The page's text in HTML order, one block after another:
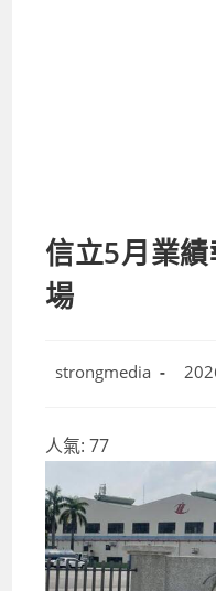
信立5月業
場
Post
strongmedia
Post
人氣: 77